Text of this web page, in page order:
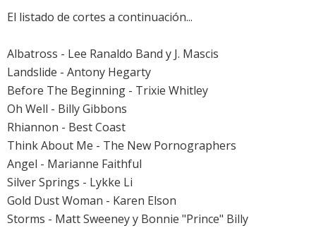
El listado de cortes a continuación...
Albatross - Lee Ranaldo Band y J. Mascis
Landslide - Antony Hegarty
Before The Beginning - Trixie Whitley
Oh Well - Billy Gibbons
Rhiannon - Best Coast
Think About Me - The New Pornographers
Angel - Marianne Faithful
Silver Springs - Lykke Li
Gold Dust Woman - Karen Elson
Storms - Matt Sweeney y Bonnie "Prince" Billy